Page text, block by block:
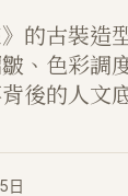
的古裝造
、色彩調
後的人文
日